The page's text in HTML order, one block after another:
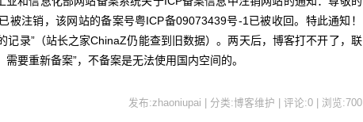
被注销，该网站的备案号粤ICP备09073439号-1已被收回。特此通知！
记录”（站长之家ChinaZ仍能查到旧数据）。两天后，博客打不开了，联
要重新备案”，不备案是无法使用国内空间的。
发布:zhaoniupai | 分类:博客维护 | 评论:0 | 浏览: 700